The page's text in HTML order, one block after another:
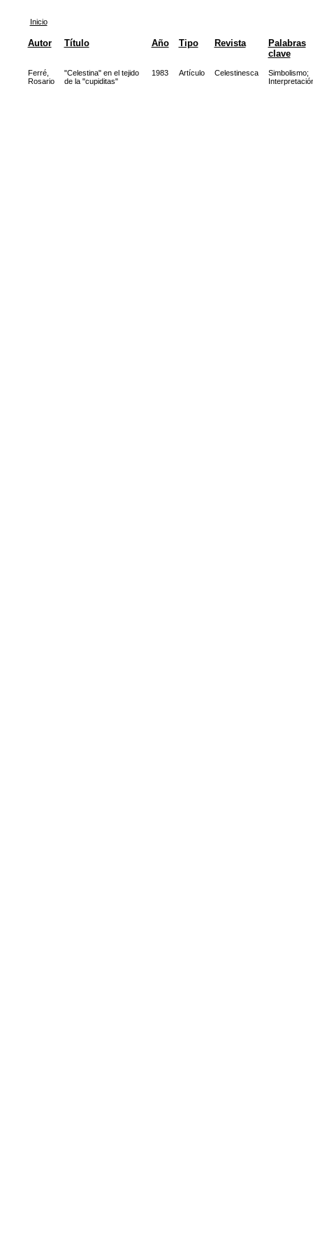
Inicio
Autor Título Año Tipo Revista
Palabras
clave
Ferré,
Rosario
"Celestina" en el tejido
de la "cupiditas"
1983 Artículo Celestinesca Simbolismo;